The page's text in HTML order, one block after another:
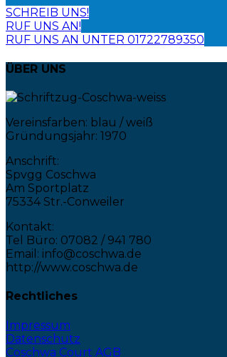
SCHREIB UNS!
RUF UNS AN!
RUF UNS AN UNTER 01722789350
ÜBER UNS
Vereinsfarben: blau / weiß
Gründungsjahr: 1970
Anschrift:
Spvgg Coschwa
Am Sportplatz
75334 Str.-Conweiler
Kontakt:
Tel Büro: 07082 / 941 780
Email: info@coschwa.de
http://www.coschwa.de
Rechtliches
Impressum
Datenschutz
Coschwa Court AGB